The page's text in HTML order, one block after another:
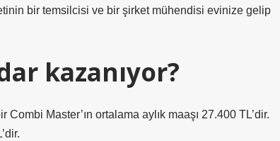
bir temsilcisi ve bir şirket mühendisi evinize gelip
kazanıyor?
Master’ın ortalama aylık maaşı 27.400 TL’dir.